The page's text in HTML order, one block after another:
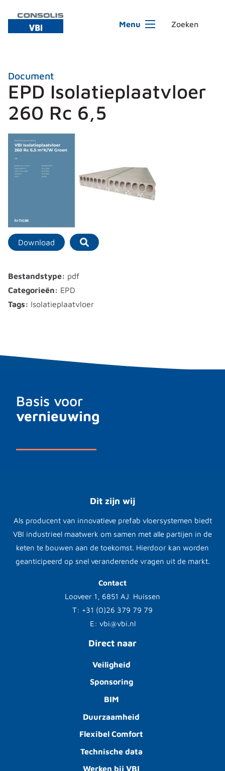
Menu
Document
EPD Isolatieplaatvloer
260 Rc 6,5
Download
Bestandstype: pdf
Categorieën: EPD
Tags: Isolatieplaatvloer
Basis voor
vernieuwing
Dit zijn wij
Als producent van innovatieve prefab vloersystemen biedt
VBI industrieel maatwerk om samen met alle partijen in de
keten te bouwen aan de toekomst. Hierdoor kan worden
geanticipeerd op snel veranderende vragen uit de markt.
Contact
Looveer 1, 6851 AJ Huissen
T: +31 (0)26 379 79 79
E: vbi@vbi.nl
Direct naar
Veiligheid
Sponsoring
BIM
Duurzaamheid
Flexibel Comfort
Technische data
Werken bij VBI